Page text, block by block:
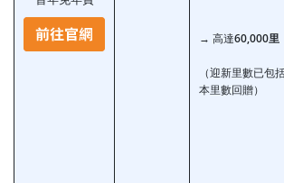
→ 高達60,000里
（迎新里數已包
本里數回贈）